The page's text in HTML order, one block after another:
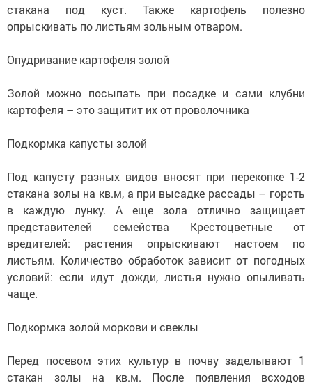
стакана под куст. Также картофель полезно
опрыскивать по листьям зольным отваром.
Опудривание картофеля золой
Золой можно посыпать при посадке и сами клубни
картофеля – это защитит их от проволочника
Подкормка капусты золой
Под капусту разных видов вносят при перекопке 1-2
стакана золы на кв.м, а при высадке рассады – горсть
в каждую лунку. А еще зола отлично защищает
представителей семейства Крестоцветные от
вредителей: растения опрыскивают настоем по
листьям. Количество обработок зависит от погодных
условий: если идут дожди, листья нужно опыливать
чаще.
Подкормка золой моркови и свеклы
Перед посевом этих культур в почву заделывают 1
стакан золы на кв.м. После появления всходов